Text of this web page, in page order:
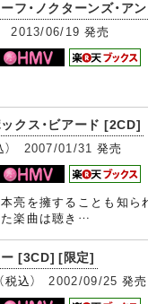
フ・ノクターンズ・ア
2013/06/19 発売
クス・ビアード [2CD]
2007/01/31 発売
亮を擁することも知
た楽曲は聴き…
ー [3CD] [限定]
税込）2002/09/25 発売